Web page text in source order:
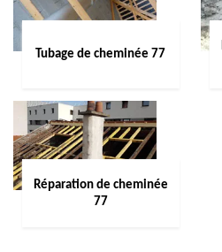
Tubage de cheminée 77
Réparation de cheminée
77